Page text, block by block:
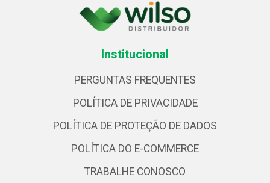
Institucional
PERGUNTAS FREQUENTES
POLÍTICA DE PRIVACIDADE
POLÍTICA DE PROTEÇÃO DE DADOS
POLÍTICA DO E-COMMERCE
TRABALHE CONOSCO